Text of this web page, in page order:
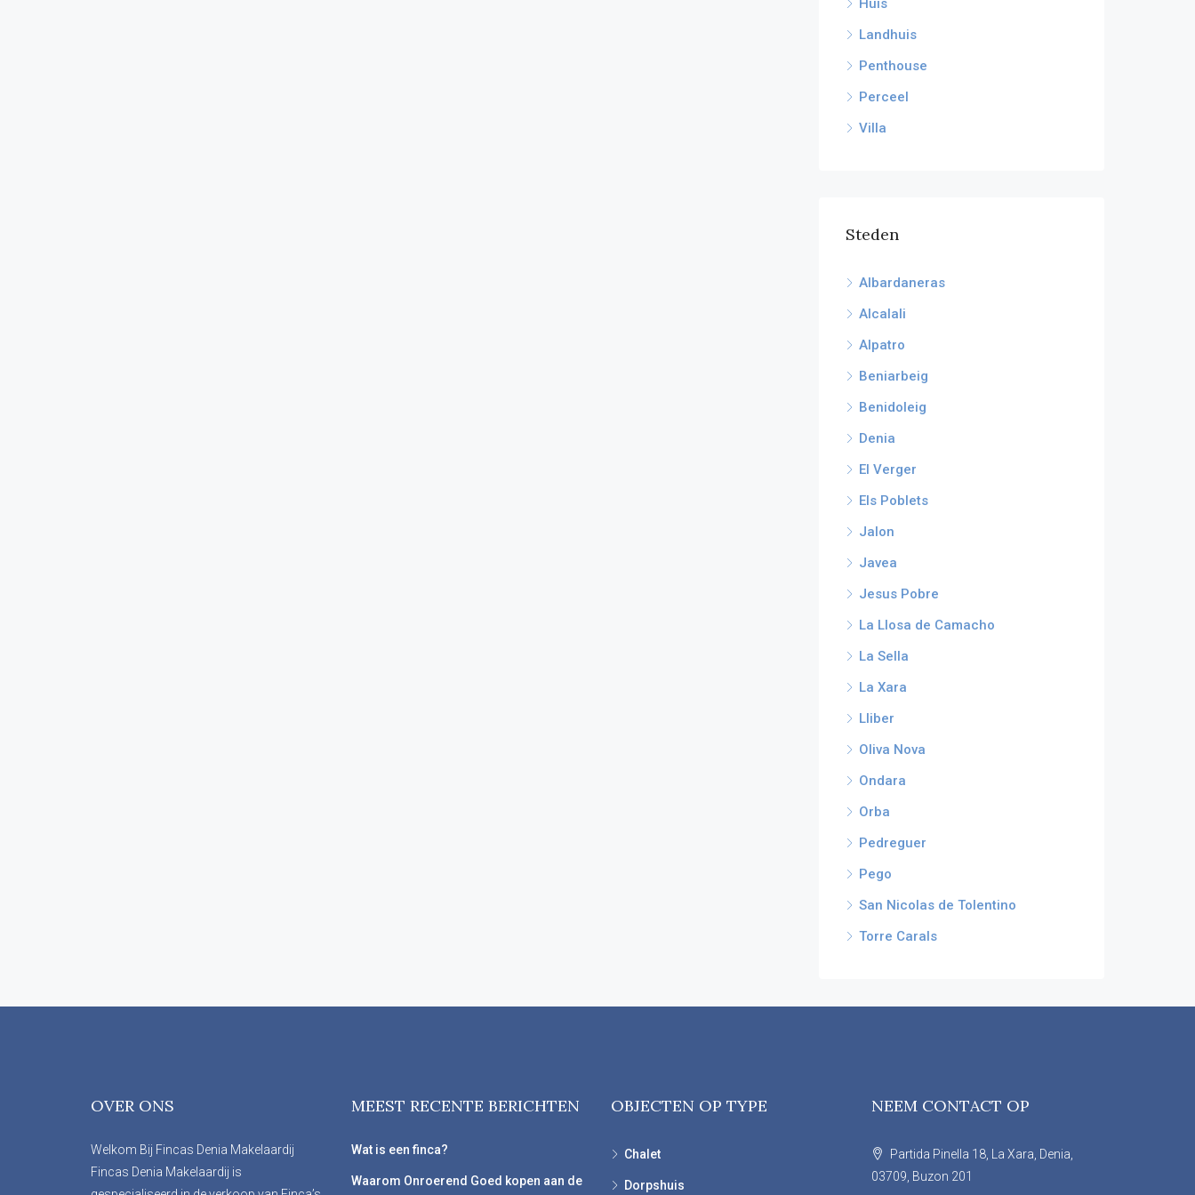
Huis
Landhuis
Penthouse
Perceel
Villa
Steden
Albardaneras
Alcalali
Alpatro
Beniarbeig
Benidoleig
Denia
El Verger
Els Poblets
Jalon
Javea
Jesus Pobre
La Llosa de Camacho
La Sella
La Xara
Lliber
Oliva Nova
Ondara
Orba
Pedreguer
Pego
San Nicolas de Tolentino
Torre Carals
OVER ONS
Welkom Bij Fincas Denia Makelaardij
Fincas Denia Makelaardij is
MEEST RECENTE BERICHTEN
Wat is een finca?
Waarom Onroerend Goed kopen aan de
OBJECTEN OP TYPE
Chalet
Dorpshuis
NEEM CONTACT OP
Partida Pinella 18, La Xara, Denia,
03709, Buzon 201